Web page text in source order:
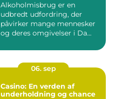
Alkoholmisbrug er en
udbredt udfordring, der
påvirker mange mennesker
og deres omgivelser i Da...
06. sep
Casino: En verden af
underholdning og chance